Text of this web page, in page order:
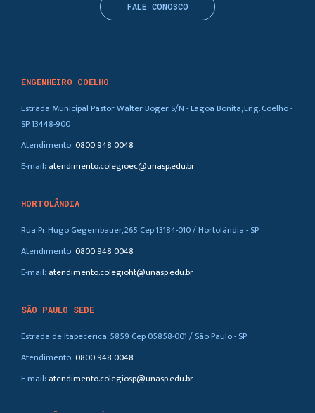
ENGENHEIRO COELHO
Estrada Municipal Pastor Walter Boger, S/N - Lagoa Bonita, Eng. Coelho -
SP, 13448-900
Atendimento:0800 948 0048
E-mail: atendimento.colegioec@unasp.edu.br
HORTOLÂNDIA
Rua Pr. Hugo Gegembauer, 265 Cep 13184-010 / Hortolândia - SP
Atendimento:0800 948 0048
E-mail: atendimento.colegioht@unasp.edu.br
SÃO PAULO SEDE
Estrada de Itapecerica, 5859 Cep 05858-001 / São Paulo - SP
Atendimento:0800 948 0048
E-mail: atendimento.colegiosp@unasp.edu.br
FALE CONOSCO